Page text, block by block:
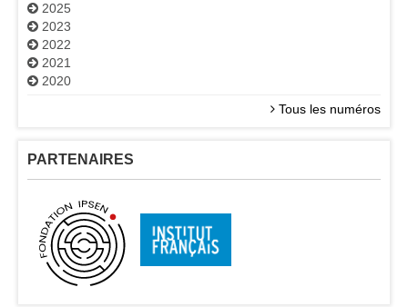
2025
2023
2022
2021
2020
Tous les numéros
PARTENAIRES